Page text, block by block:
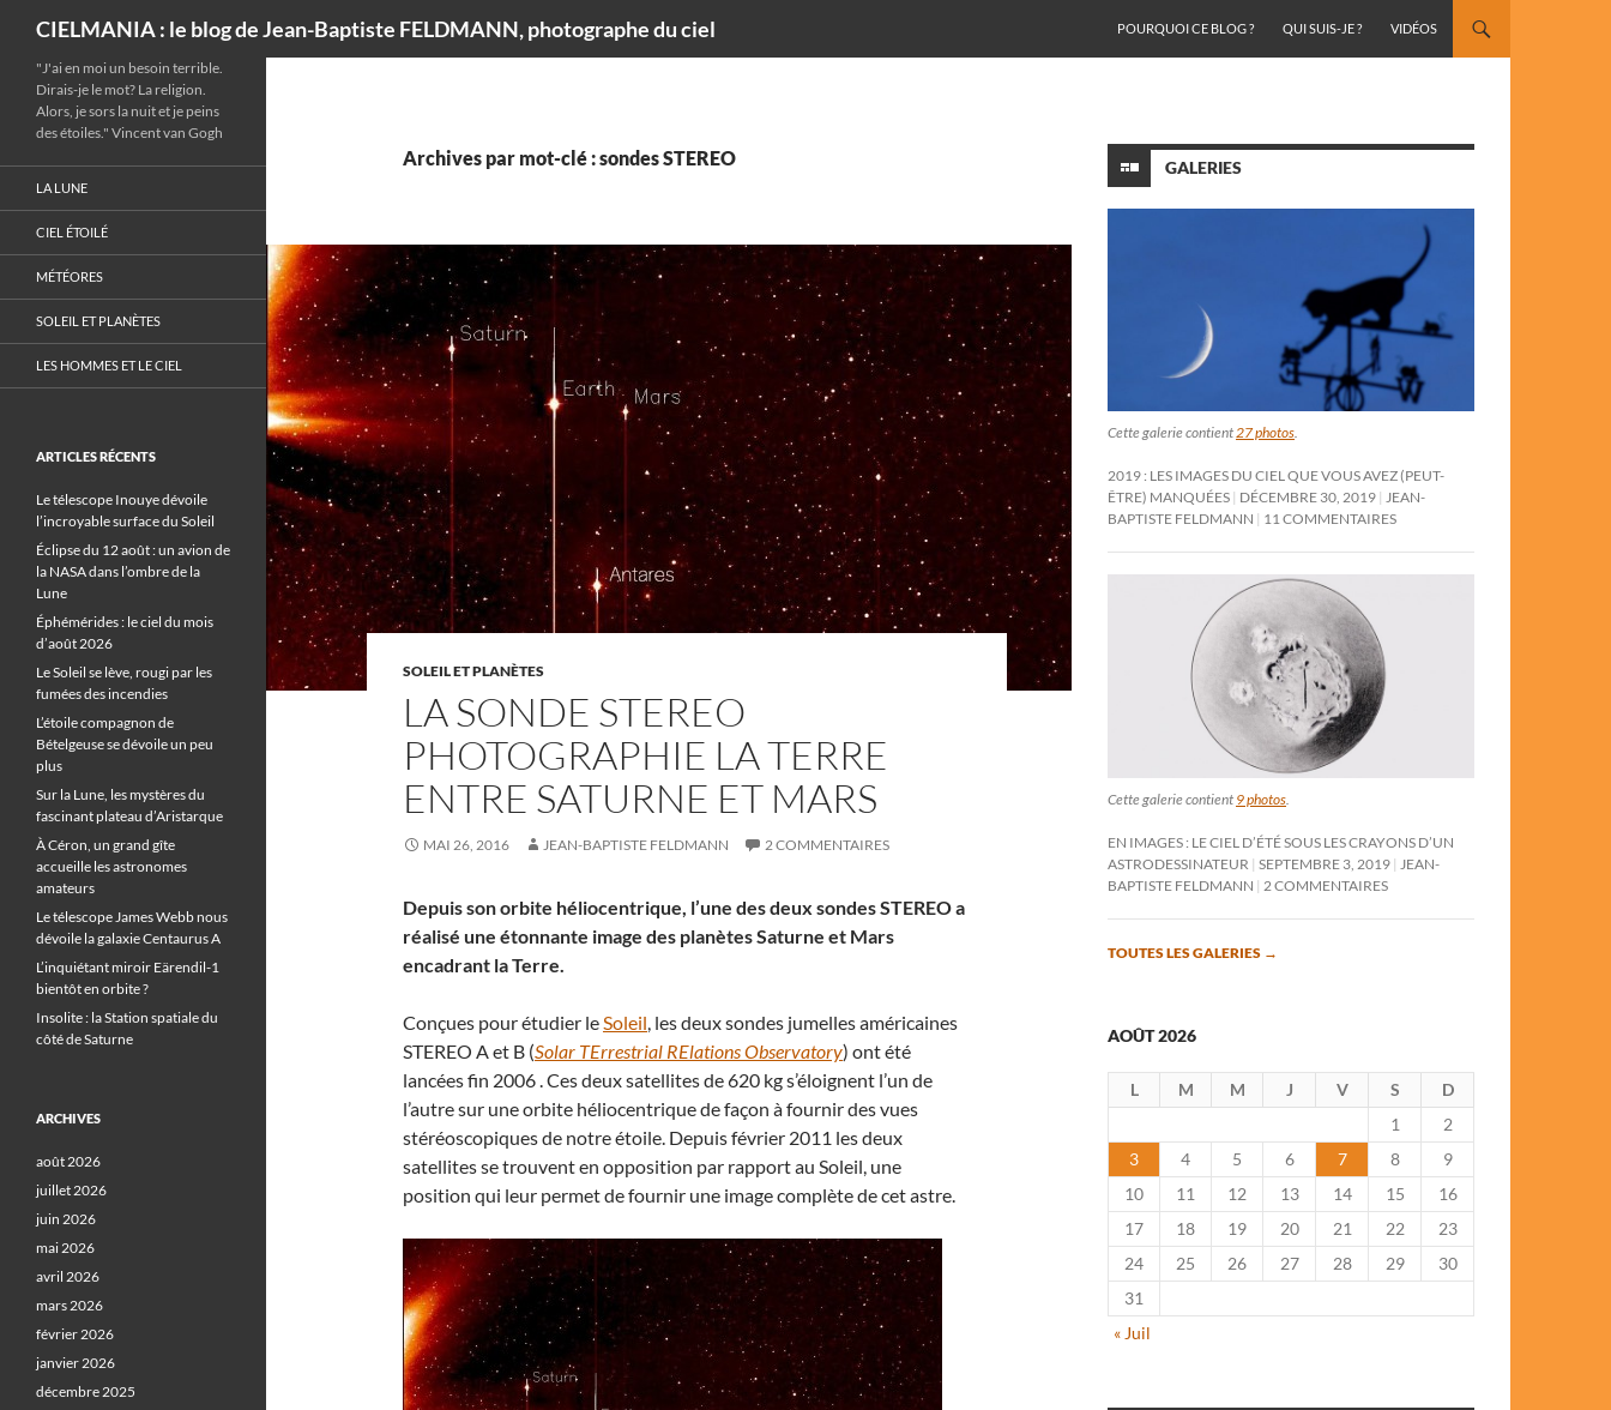
CIELMANIA : le blog de Jean-Baptiste FELDMANN, photographe du ciel
POURQUOI CE BLOG ?
QUI SUIS-JE ? VIDÉOS
Archives par mot-clé : sondes STEREO
SOLEIL ET PLANÈTES
LA SONDE STEREO
PHOTOGRAPHIE LA TERRE
ENTRE SATURNE ET MARS
MAI 26, 2016 JEAN-BAPTISTE FELDMANN 2 COMMENTAIRES
Depuis son orbite héliocentrique, l’une des deux sondes STEREO a
réalisé une étonnante image des planètes Saturne et Mars
encadrant la Terre.
Conçues pour étudier leSoleil, les deux sondes jumelles américaines
STEREO A et B (Solar TErrestrial RElations Observatory) ont été
lancées fin 2006 . Ces deux satellites de 620 kg s’éloignent l’un de
l’autre sur une orbite héliocentrique de façon à fournir des vues
stéréoscopiques de notre étoile. Depuis février 2011 les deux
satellites se trouvent en opposition par rapport au Soleil, une
position qui leur permet de fournir une image complète de cet astre.
GALERIES
Cette galerie contient27 photos.
2019 : LES IMAGES DU CIEL QUE VOUS AVEZ (PEUT-
ÊTRE) MANQUÉES DÉCEMBRE 30, 2019 JEAN-
BAPTISTE FELDMANN
11 COMMENTAIRES
Cette galerie contient 9 photos
EN IMAGES : LE CIEL D’ÉTÉ SOUS LES CRAYONS D’UN
ASTRODESSINATEUR SEPTEMBRE 3, 2019
JEAN-
BAPTISTE FELDMANN
2 COMMENTAIRES
TOUTES LES GALERIES →
AOÛT 2026
L M M J V S
D
1
2
3
4 5 6 7 8
9
10
11 12 13 14 15
16
17
18 19 20 21 22
23
24
25 26 27 28 29
30
31
« Juil
"J'ai en moi un besoin terrible.
Dirais-je le mot? La religion.
Alors, je sors la nuit et je peins
des étoiles." Vincent van Gogh
LA LUNE
CIEL ÉTOILÉ
MÉTÉORES
SOLEIL ET PLANÈTES
LES HOMMES ET LE CIEL
ARTICLES RÉCENTS
Le télescope Inouye dévoile
l’incroyable surface du Soleil
Éclipse du 12 août : un avion de
la NASA dans l’ombre de la
Lune
Éphémérides : le ciel du mois
d’août 2026
Le Soleil se lève, rougi par les
fumées des incendies
L’étoile compagnon de
Bételgeuse se dévoile un peu
plus
Sur la Lune, les mystères du
fascinant plateau d’Aristarque
À Céron, un grand gîte
accueille les astronomes
amateurs
Le télescope James Webb nous
dévoile la galaxie Centaurus A
L’inquiétant miroir Eärendil-1
bientôt en orbite ?
Insolite : la Station spatiale du
côté de Saturne
ARCHIVES
août 2026
juillet 2026
juin 2026
mai 2026
avril 2026
mars 2026
février 2026
janvier 2026
décembre 2025